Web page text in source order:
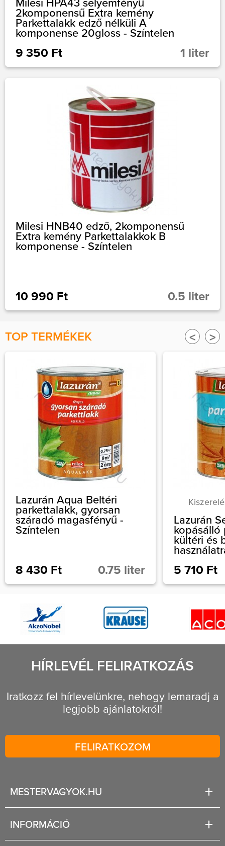
2komponensű Extra kemény
Parkettalakk edző nélküli A
komponense 20gloss - Színtelen
9 350 Ft 1 liter
Milesi HNB40 edző, 2komponensű
Extra kemény Parkettalakkok B
komponense - Színtelen
10 990 Ft 0.5 liter
< >
TOP TERMÉKEK
Lazurán Aqua Beltéri
parkettalakk, gyorsan
száradó magasfényű -
Színtelen
8 430 Ft 0.75 liter
Lazurán
kopásálló
kültéri és
5 710 Ft
HÍRLEVÉL FELIRATKOZÁS
Iratkozz fel hírlevelünkre, nehogy lemaradj a
legjobb ajánlatokról!
FELIRATKOZOM
MESTERVAGYOK.HU
INFORMÁCIÓ